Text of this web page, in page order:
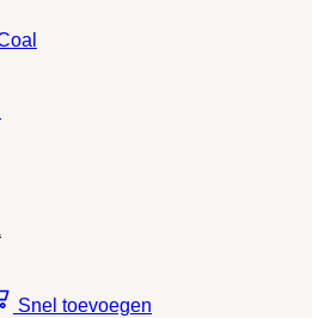
Snel toevoegen